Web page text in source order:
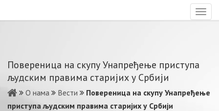
Повереница на скупу Унапређење приступа
људским правима старијих у Србији
О нама Вести
Повереница на скупу Унапређење
приступа људским правима старијих у Србији